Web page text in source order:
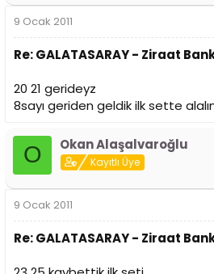
9 Ocak 2011
Re: GALATASARAY - Ziraat
20 21 gerideyz
8sayı geriden geldik ilk sette
O Okan Alaşalvaroğlu
Kayıtlı Üye
9 Ocak 2011
Re: GALATASARAY - Ziraat